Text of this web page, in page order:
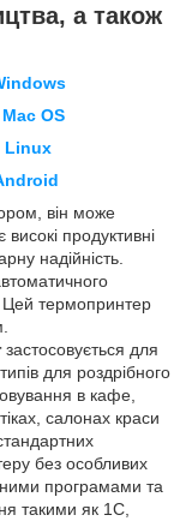
а також
Mac OS
Linux
він може
продуктивні
надійність.
Цей термопринтер
застосовується для
для роздрібного
в кафе,
салонах краси
без особливих
програмами та
такими як 1C,